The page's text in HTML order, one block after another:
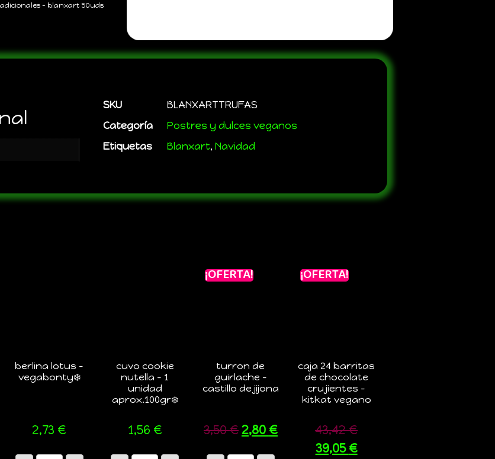
– blanxart 50uds
SKU
BLANXARTTRUFAS
Categoría
Postres y dulces veganos
Etiquetas
Blanxart, Navidad
berlina lotus –
vegabonty❄️
2,73 €
cuvo cookie
nutella – 1
unidad
aprox.100gr❄️
1,56 €
¡OFERTA!
turron de
guirlache –
castillo de jijona
3,50€ 2,80 €
¡OFERTA!
caja 24 barritas
de chocolate
crujientes –
kitkat vegano
43,42€
39,05 €